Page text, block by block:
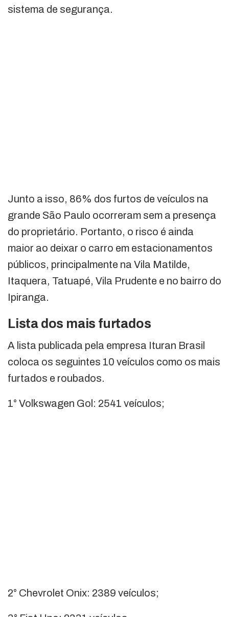
sistema de segurança.
Junto a isso, 86% dos furtos de veículos na
grande São Paulo ocorreram sem a presença
do proprietário. Portanto, o risco é ainda
maior ao deixar o carro em estacionamentos
públicos, principalmente na Vila Matilde,
Itaquera, Tatuapé, Vila Prudente e no bairro do
Ipiranga.
Lista dos mais furtados
A lista publicada pela empresa Ituran Brasil
coloca os seguintes 10 veículos como os mais
furtados e roubados.
1° Volkswagen Gol: 2541 veículos;
2° Chevrolet Onix: 2389 veículos;